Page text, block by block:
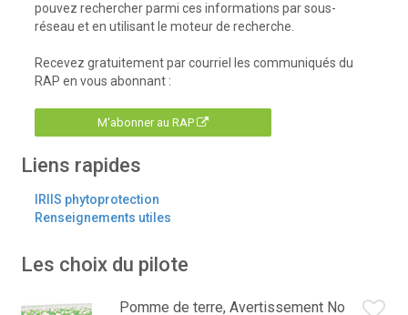
pouvez rechercher parmi ces informations par sous-
réseau et en utilisant le moteur de recherche.
Recevez gratuitement par courriel les communiqués du
RAP en vous abonnant :
M'abonner au RAP
Liens rapides
IRIIS phytoprotection
Renseignements utiles
Les choix du pilote
Pomme de terre, Avertissement No